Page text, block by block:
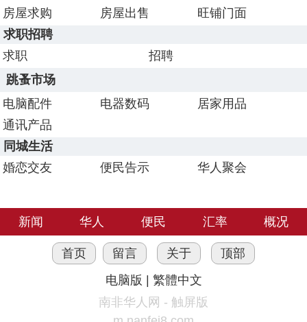
房屋求购
房屋出售
旺铺门面
求职招聘
求职
招聘
跳蚤市场
电脑配件
电器数码
居家用品
通讯产品
同城生活
婚恋交友
便民告示 华人聚会
新闻 华人 便民 汇率 概况
首页 留言 关于
顶部
电脑版
繁體中文
南非华人网 - 触屏版